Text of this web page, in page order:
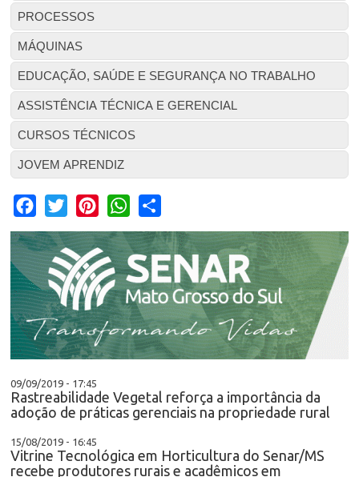
PROCESSOS
MÁQUINAS
EDUCAÇÃO, SAÚDE E SEGURANÇA NO TRABALHO
ASSISTÊNCIA TÉCNICA E GERENCIAL
CURSOS TÉCNICOS
JOVEM APRENDIZ
Facebook
Twitter PinterestWhatsApp
09/09/2019 - 17:45
Rastreabilidade Vegetal reforça a importância da
adoção de práticas gerenciais na propriedade rural
15/08/2019 - 16:45
Vitrine Tecnológica em Horticultura do Senar/MS
recebe produtores rurais e acadêmicos em